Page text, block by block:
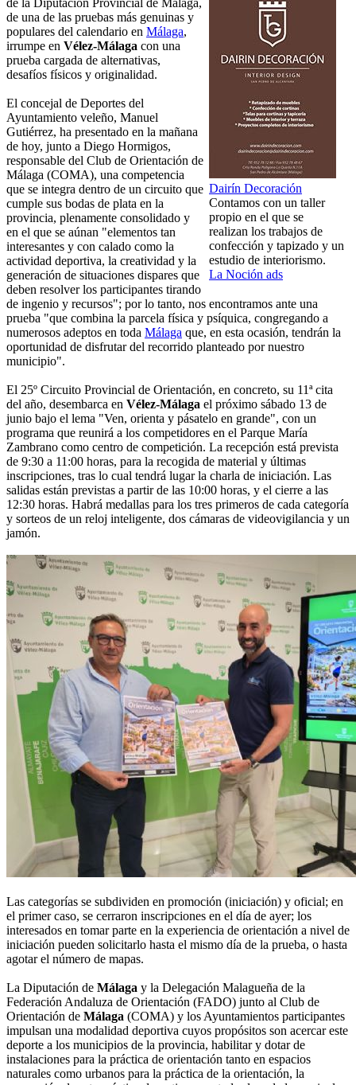
Dairín Decoración
Contamos con un taller
propio en el que se
realizan los trabajos de
confección y tapizado y un
estudio de interiorismo.
La Noción ads
de la Diputación Provincial de Málaga,
de una de las pruebas más genuinas y
populares del calendario en Málaga,
irrumpe en Vélez-Málaga con una
prueba cargada de alternativas,
desafíos físicos y originalidad.
El concejal de Deportes del
Ayuntamiento veleño, Manuel
Gutiérrez, ha presentado en la mañana
de hoy, junto a Diego Hormigos,
responsable del Club de Orientación de
Málaga (COMA), una competencia
que se integra dentro de un circuito que
cumple sus bodas de plata en la
provincia, plenamente consolidado y
en el que se aúnan "elementos tan
interesantes y con calado como la
actividad deportiva, la creatividad y la
generación de situaciones dispares que
deben resolver los participantes tirando
de ingenio y recursos"; por lo tanto, nos encontramos ante una
prueba "que combina la parcela física y psíquica, congregando a
numerosos adeptos en toda Málaga que, en esta ocasión, tendrán la
oportunidad de disfrutar del recorrido planteado por nuestro
municipio".
El 25º Circuito Provincial de Orientación, en concreto, su 11ª cita
del año, desembarca en Vélez-Málaga el próximo sábado 13 de
junio bajo el lema "Ven, orienta y pásatelo en grande", con un
programa que reunirá a los competidores en el Parque María
Zambrano como centro de competición. La recepción está prevista
de 9:30 a 11:00 horas, para la recogida de material y últimas
inscripciones, tras lo cual tendrá lugar la charla de iniciación. Las
salidas están previstas a partir de las 10:00 horas, y el cierre a las
12:30 horas. Habrá medallas para los tres primeros de cada categoría
y sorteos de un reloj inteligente, dos cámaras de videovigilancia y un
jamón.
Las categorías se subdividen en promoción (iniciación) y oficial; en
el primer caso, se cerraron inscripciones en el día de ayer; los
interesados en tomar parte en la experiencia de orientación a nivel de
iniciación pueden solicitarlo hasta el mismo día de la prueba, o hasta
agotar el número de mapas.
La Diputación de Málaga y la Delegación Malagueña de la
Federación Andaluza de Orientación (FADO) junto al Club de
Orientación de Málaga (COMA) y los Ayuntamientos participantes
impulsan una modalidad deportiva cuyos propósitos son acercar este
deporte a los municipios de la provincia, habilitar y dotar de
instalaciones para la práctica de orientación tanto en espacios
naturales como urbanos para la práctica de la orientación, la